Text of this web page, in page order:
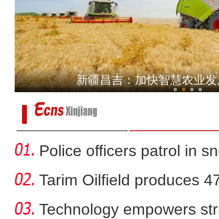
新疆玛纳斯湿地3万余只
新疆昌吉：加快智慧农业
Police officers patrol in
Tarim Oilfield produces
Technology empowers